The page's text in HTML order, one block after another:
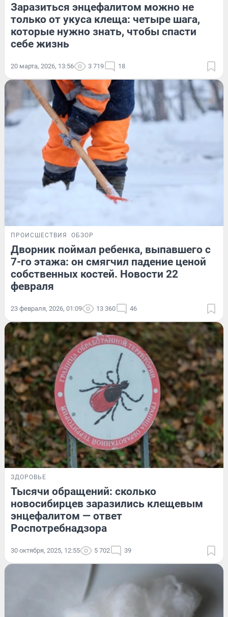
Заразиться энцефалитом можно не
только от укуса клеща: четыре шага,
которые нужно знать, чтобы спасти
себе жизнь
20 марта, 2026, 13:56 3 719 18
ПРОИСШЕСТВИЯ ОБЗОР
Дворник поймал ребенка, выпавшего с
7-го этажа: он смягчил падение ценой
собственных костей. Новости 22
февраля
23 февраля, 2026, 01:09 13 360 46
ЗДОРОВЬЕ
Тысячи обращений: сколько
новосибирцев заразились клещевым
энцефалитом — ответ
Роспотребнадзора
30 октября, 2025, 12:55 5 702 39